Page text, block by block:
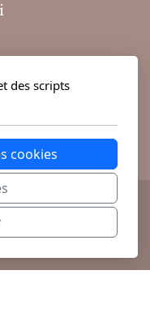
vous
et cosmétiques
des scripts
cookies